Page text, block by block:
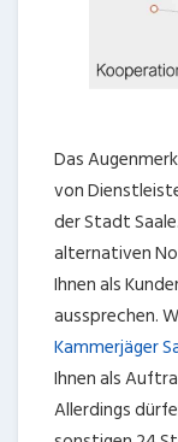
Das
von
der Stadt
alternativen
Ihnen als
aussprechen.
Kammerjäger
Ihnen als
Allerdings